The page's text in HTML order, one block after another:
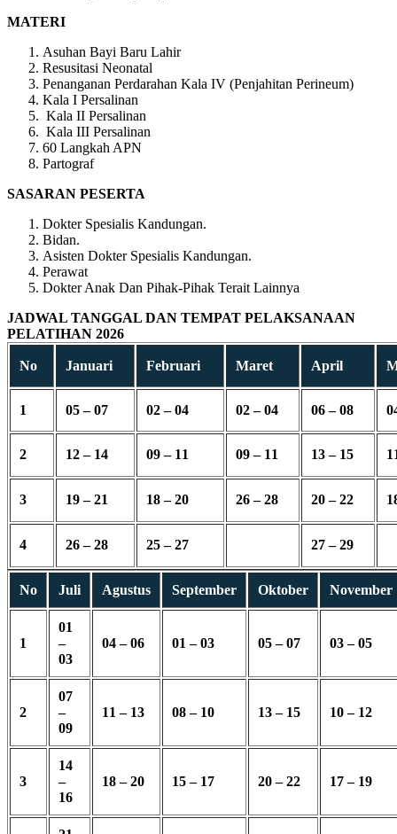
MATERI
Asuhan Bayi Baru Lahir
Resusitasi Neonatal
Penanganan Perdarahan Kala IV (Penjahitan Perineum)
Kala I Persalinan
Kala II Persalinan
Kala III Persalinan
60 Langkah APN
Partograf
SASARAN PESERTA
Dokter Spesialis Kandungan.
Bidan.
Asisten Dokter Spesialis Kandungan.
Perawat
Dokter Anak Dan Pihak-Pihak Terait Lainnya
JADWAL TANGGAL DAN TEMPAT PELAKSANAAN
PELATIHAN 2026
No Januari Februari Maret April
1 05 – 07 02 – 04 02 – 04 06 – 08
2 12 – 14 09 – 11 09 – 11 13 – 15
3 19 – 21 18 – 20 26 – 28 20 – 22
4 26 – 28 25 – 27 27 – 29
No Juli Agustus September Oktober November
1
01
–
03
04 – 06 01 – 03 05 – 07 03 – 05
2
07
–
09
11 – 13 08 – 10 13 – 15 10 – 12
3
14
–
16
18 – 20 15 – 17 20 – 22 17 – 19